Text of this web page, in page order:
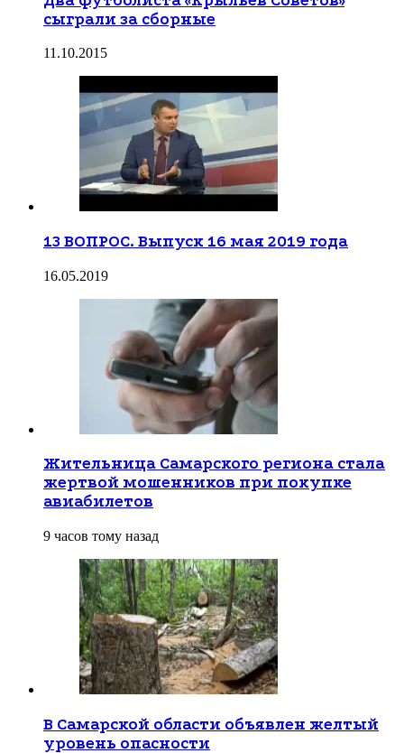
сыграли за сборные
11.10.2015
13 ВОПРОС. Выпуск 16 мая 2019 года
16.05.2019
Жительница Самарского региона стала
жертвой мошенников при покупке
авиабилетов
9 часов тому назад
В Самарской области объявлен желтый
уровень опасности